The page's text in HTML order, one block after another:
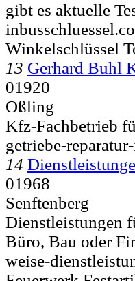
gibt es aktuelle
Winkelschlüssel
13 Gerhard Buhl
01920
Oßling
Kfz-Fachbetrieb
getriebe-
14
01968
Senftenberg
Dienstleistungen
Büro, Bau oder
weise-